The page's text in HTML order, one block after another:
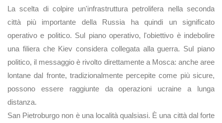
La scelta di colpire un'infrastruttura petrolifera nella seconda
città più importante della Russia ha quindi un significato
operativo e politico. Sul piano operativo, l'obiettivo è indebolire
una filiera che Kiev considera collegata alla guerra. Sul piano
politico, il messaggio è rivolto direttamente a Mosca: anche aree
lontane dal fronte, tradizionalmente percepite come più sicure,
possono essere raggiunte da operazioni ucraine a lunga
distanza.
San Pietroburgo non è una località qualsiasi. È una città dal forte